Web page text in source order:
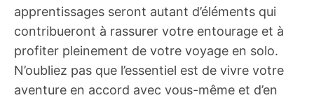
apprentissages seront autant d’éléments qui
contribueront à rassurer votre entourage et à
profiter pleinement de votre voyage en solo.
N’oubliez pas que l’essentiel est de vivre votre
aventure en accord avec vous-même et d’en